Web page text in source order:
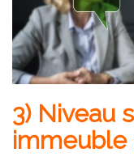
3) Niveau
immeuble